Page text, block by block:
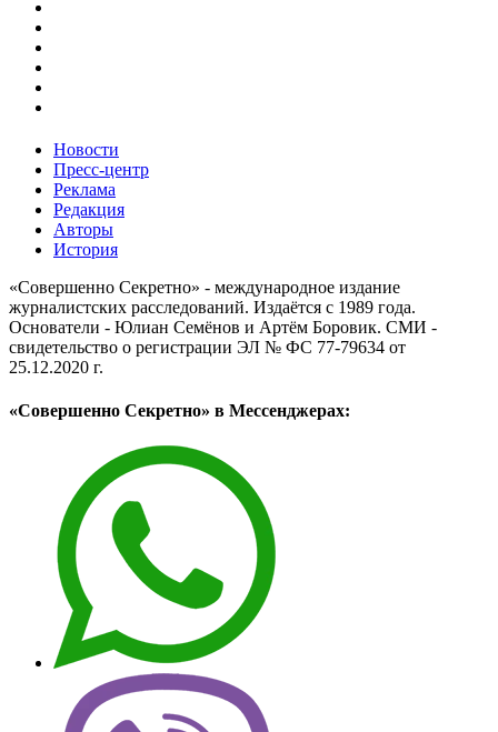
Новости
Пресс-центр
Реклама
Редакция
Авторы
История
«Совершенно Секретно» - международное издание
журналистских расследований. Издаётся с 1989 года.
Основатели - Юлиан Семёнов и Артём Боровик. CМИ -
свидетельство о регистрации ЭЛ № ФС 77-79634 от
25.12.2020 г.
«Совершенно Секретно» в Мессенджерах: